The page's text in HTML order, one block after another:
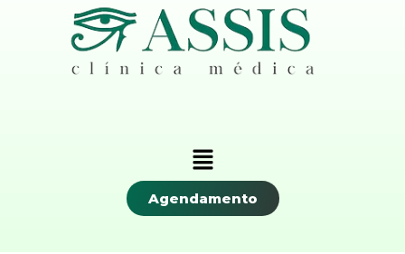
Agendamento